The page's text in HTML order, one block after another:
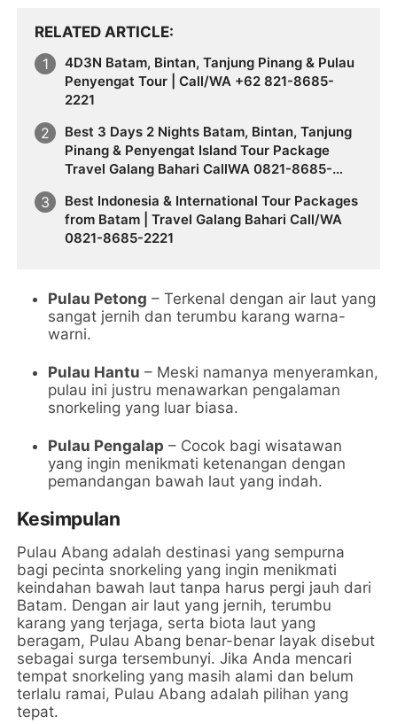
RELATED ARTICLE
4D3N Batam, Bintan, Tanjung Pinang & Pulau
Penyengat Tour | Call/WA +62 821-8685-
2221
Best 3 Days 2 Nights Batam, Bintan, Tanjung
Pinang & Penyengat Island Tour Package
Travel Galang Bahari CallWA 0821-8685-
Best Indonesia & International Tour Packages
from Batam | Travel Galang Bahari Call/WA
0821-8685-2221
Pulau Petong – Terkenal dengan air laut yang
sangat jernih dan terumbu karang warna-
warni.
Pulau Hantu – Meski namanya menyeramkan,
pulau ini justru menawarkan pengalaman
snorkeling yang luar biasa.
Pulau Pengalap – Cocok bagi wisatawan
yang ingin menikmati ketenangan dengan
pemandangan bawah laut yang indah.
Kesimpulan
Pulau Abang adalah destinasi yang sempurna
bagi pecinta snorkeling yang ingin menikmati
keindahan bawah laut tanpa harus pergi jauh dari
Batam. Dengan air laut yang jernih, terumbu
karang yang terjaga, serta biota laut yang
beragam, Pulau Abang benar-benar layak disebut
sebagai surga tersembunyi. Jika Anda mencari
tempat snorkeling yang masih alami dan belum
terlalu ramai, Pulau Abang adalah pilihan yang
tepat.